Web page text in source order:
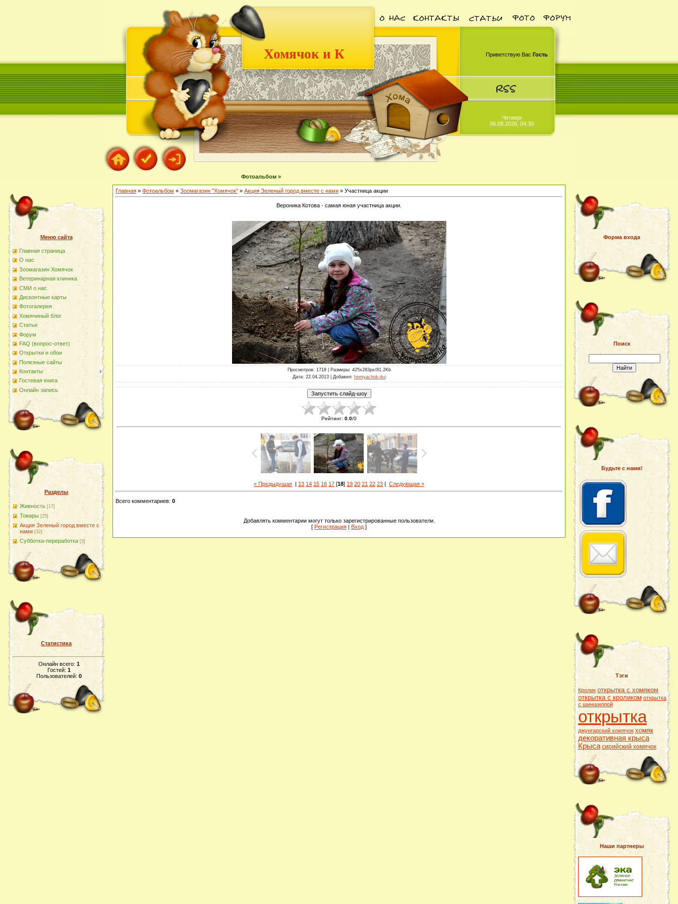
Хомячок и К Приветствую Вас Гость
Четверг
06.08.2026, 04:30
Фотоальбом »
Меню сайта
Главная страница
О наc
Зоомагазин Хомячок
Ветеринарная клиника
СМИ о нас
Дисконтные карты
Фотогалерея
Хомячиный блог
Статьи
Форум
FAQ (вопрос-ответ)
Открытки и обои
Полезные сайты
Контакты
Гостевая книга
Онлайн запись
Разделы
Живность [17]
Товары [25]
Акция Зеленый город вместе с
нами [32]
Субботка-переработка [3]
Статистика
Онлайн всего: 1
Гостей: 1
Пользователей: 0
Главная » Фотоальбом » Зоомагазин "Хомячок" » Акция Зеленый город вместе с нами » Участница акции
Вероника Котова - самая юная участница акции.
Просмотров: 1718 | Размеры: 425x283px/81.2Kb
Дата: 22.04.2013 | Добавил: homyachok-iko
Рейтинг: 0.0/0
« Предыдущая | 13 14 15 16 17 [18] 19 20 21 22 23 | Следующая »
Всего комментариев: 0
Добавлять комментарии могут только зарегистрированные пользователи.
[ Регистрация Вход ]
Форма входа
Поиск
Будьте с нами!
Тэги
Кролик открытка с хомяком
открытка с кроликом открытка
с шиншиллой
открытка
джунгарский хомячок хомяк
декоративная крыса
Крыса сирийский хомячок
Наши партнеры